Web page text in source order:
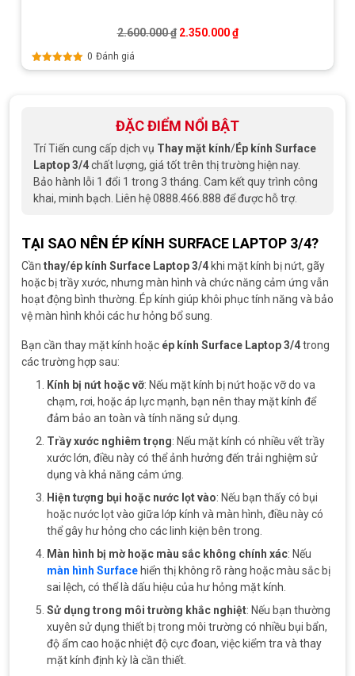
2.600.000₫ Giá gốc là: 2.600.000 ₫.
2.350.000₫Giá hiện tại là:
Được xếp
0 Đánh giá
ĐẶC ĐIỂM NỔI BẬT
Trí Tiến cung cấp dịch vụ Thay mặt kính/Ép kính Surface
Laptop 3/4chất lượng, giá tốt trên thị trường hiện nay.
Bảo hành lỗi 1 đổi 1 trong 3 tháng. Cam kết quy trình công
khai, minh bạch. Liên hệ 0888.466.888 để được hỗ trợ.
TẠI SAO NÊN ÉP KÍNH SURFACE LAPTOP 3/4?
Cần thay/ép kính Surface Laptop 3/4 khi mặt kính bị nứt, gãy
hoặc bị trầy xước, nhưng màn hình và chức năng cảm ứng vẫn
hoạt động bình thường. Ép kính giúp khôi phục tính năng và bảo
vệ màn hình khỏi các hư hỏng bổ sung.
Bạn cần thay mặt kính hoặc ép kính Surface Laptop 3/4trong
các trường hợp sau:
Kính bị nứt hoặc vỡ: Nếu mặt kính bị nứt hoặc vỡ do va
chạm, rơi, hoặc áp lực mạnh, bạn nên thay mặt kính để
đảm bảo an toàn và tính năng sử dụng.
Trầy xước nghiêm trọng: Nếu mặt kính có nhiều vết trầy
xước lớn, điều này có thể ảnh hưởng đến trải nghiệm sử
dụng và khả năng cảm ứng.
Hiện tượng bụi hoặc nước lọt vào: Nếu bạn thấy có bụi
hoặc nước lọt vào giữa lớp kính và màn hình, điều này có
thể gây hư hỏng cho các linh kiện bên trong.
Màn hình bị mờ hoặc màu sắc không chính xác: Nếu
màn hình Surface hiển thị không rõ ràng hoặc màu sắc bị
sai lệch, có thể là dấu hiệu của hư hỏng mặt kính.
Sử dụng trong môi trường khắc nghiệt: Nếu bạn thường
xuyên sử dụng thiết bị trong môi trường có nhiều bụi bẩn,
độ ẩm cao hoặc nhiệt độ cực đoan, việc kiểm tra và thay
mặt kính định kỳ là cần thiết.